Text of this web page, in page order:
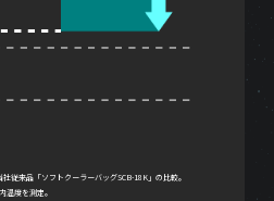
従来品「ソフトクーラーバッグSCB-18K」の比較。
温度を測定。